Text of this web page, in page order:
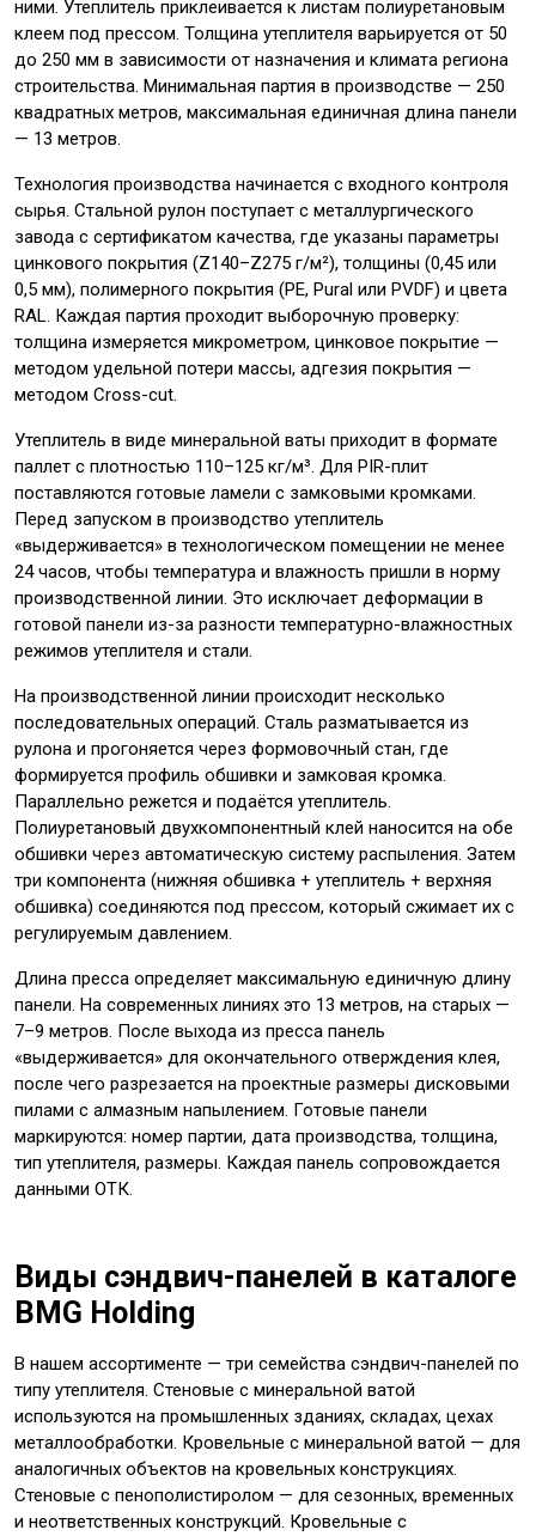
ними. Утеплитель приклеивается к листам полиуретановым
клеем под прессом. Толщина утеплителя варьируется от 50
до 250 мм в зависимости от назначения и климата региона
строительства. Минимальная партия в производстве — 250
квадратных метров, максимальная единичная длина панели
— 13 метров.
Технология производства начинается с входного контроля
сырья. Стальной рулон поступает с металлургического
завода с сертификатом качества, где указаны параметры
цинкового покрытия (Z140–Z275 г/м²), толщины (0,45 или
0,5 мм), полимерного покрытия (PE, Pural или PVDF) и цвета
RAL. Каждая партия проходит выборочную проверку:
толщина измеряется микрометром, цинковое покрытие —
методом удельной потери массы, адгезия покрытия —
методом Cross-cut.
Утеплитель в виде минеральной ваты приходит в формате
паллет с плотностью 110–125 кг/м³. Для PIR-плит
поставляются готовые ламели с замковыми кромками.
Перед запуском в производство утеплитель
«выдерживается» в технологическом помещении не менее
24 часов, чтобы температура и влажность пришли в норму
производственной линии. Это исключает деформации в
готовой панели из-за разности температурно-влажностных
режимов утеплителя и стали.
На производственной линии происходит несколько
последовательных операций. Сталь разматывается из
рулона и прогоняется через формовочный стан, где
формируется профиль обшивки и замковая кромка.
Параллельно режется и подаётся утеплитель.
Полиуретановый двухкомпонентный клей наносится на обе
обшивки через автоматическую систему распыления. Затем
три компонента (нижняя обшивка + утеплитель + верхняя
обшивка) соединяются под прессом, который сжимает их с
регулируемым давлением.
Длина пресса определяет максимальную единичную длину
панели. На современных линиях это 13 метров, на старых —
7–9 метров. После выхода из пресса панель
«выдерживается» для окончательного отверждения клея,
после чего разрезается на проектные размеры дисковыми
пилами с алмазным напылением. Готовые панели
маркируются: номер партии, дата производства, толщина,
тип утеплителя, размеры. Каждая панель сопровождается
данными ОТК.
Виды сэндвич-панелей в каталоге
BMG Holding
В нашем ассортименте — три семейства сэндвич-панелей по
типу утеплителя. Стеновые с минеральной ватой
используются на промышленных зданиях, складах, цехах
металлообработки. Кровельные с минеральной ватой — для
аналогичных объектов на кровельных конструкциях.
Стеновые с пенополистиролом — для сезонных, временных
и неответственных конструкций. Кровельные с